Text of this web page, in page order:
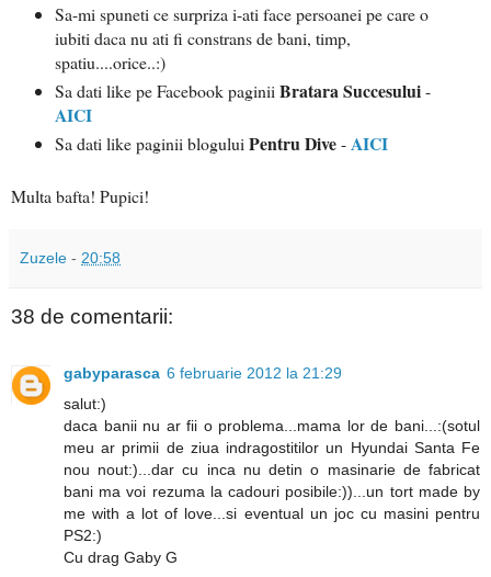
Sa-mi spuneti ce surpriza i-ati face persoanei pe care o
iubiti daca nu ati fi constrans de bani, timp,
spatiu....orice..:)
Sa dati like pe Facebook paginii Bratara Succesului-
AICI
Sa dati like paginii blogului Pentru Dive- AICI
Multa bafta! Pupici!
Zuzele - 20:58
38 de comentarii:
gabyparasca 6 februarie 2012 la 21:29
salut:)
daca banii nu ar fii o problema...mama lor de bani...:(sotul
meu ar primii de ziua indragostitilor un Hyundai Santa Fe
nou nout:)...dar cu inca nu detin o masinarie de fabricat
bani ma voi rezuma la cadouri posibile:))...un tort made by
me with a lot of love...si eventual un joc cu masini pentru
PS2:)
Cu drag Gaby G